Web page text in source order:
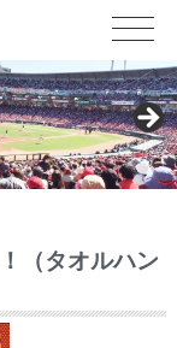
（タオルハン